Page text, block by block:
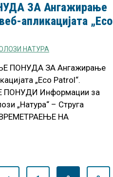
ЗА Ангажирање
апликацијата „Eco
НАТУРА
ПОНУДА ЗА Ангажирање
„Eco Patrol“.
Информации за
„Натура“ – Струга
ВРЕМЕТРАЕЊЕ НА